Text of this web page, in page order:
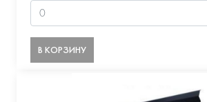
В КОРЗИНУ